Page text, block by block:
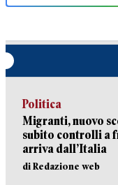
Politica
Migranti, nuovo
subito controlli a
arriva dall’Italia
di Redazione web